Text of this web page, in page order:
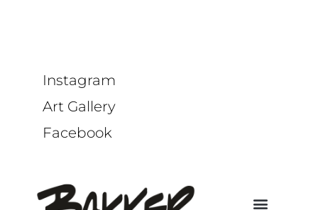
Instagram
Art Gallery
Facebook